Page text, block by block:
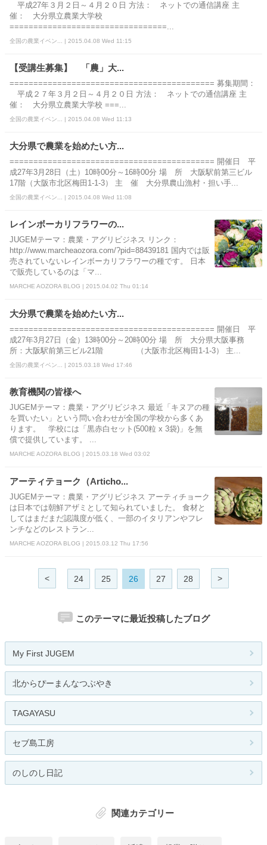
平成27年３月２日～４月２０日 方法： ネットでの通信講座 主
催： 大分県立農業大学校
=================================...
全国の農業イベン... | 2015.04.08 Wed 11:15
【受講生募集】 「農」大...
=========================================== 募集期間：
平成２７年３月２日～４月２０日 方法： ネットでの通信講座 主
催： 大分県立農業大学校 ===...
全国の農業イベン... | 2015.04.08 Wed 11:13
大分県で農業を始めたい方...
=========================================== 開催日 平
成27年3月28日（土）10時00分～16時00分 場 所 大阪駅前第三ビル
17階（大阪市北区梅田1-1-3） 主 催 大分県農山漁村・担い手...
全国の農業イベン... | 2015.04.08 Wed 11:08
レインボーカリフラワーの...
JUGEMテーマ：農業・アグリビジネス リンク：
http://www.marcheaozora.com/?pid=88439181 国内では販
売されていないレインボーカリフラワーの種です。 日本
で販売しているのは「マ...
MARCHE AOZORA BLOG | 2015.04.02 Thu 01:14
大分県で農業を始めたい方...
=========================================== 開催日 平
成27年3月27日（金）13時00分～20時00分 場 所 大分県大阪事務
所：大阪駅前第三ビル21階 （大阪市北区梅田1-1-3） 主...
全国の農業イベン... | 2015.03.18 Wed 17:46
教育機関の皆様へ
JUGEMテーマ：農業・アグリビジネス 最近「キヌアの種
を買いたい」という問い合わせが全国の学校から多くあ
ります。 学校には「黒赤白セット(500粒 x 3袋)」を無
償で提供しています。 ...
MARCHE AOZORA BLOG | 2015.03.18 Wed 03:02
アーティテョーク（Articho...
JUGEMテーマ：農業・アグリビジネス アーティチョーク
は日本では朝鮮アザミとして知られていました。 食材と
してはまだまだ認識度が低く、一部のイタリアンやフレ
ンチなどのレストラン...
MARCHE AOZORA BLOG | 2015.03.12 Thu 17:56
< 24 25 26 27 28 >
このテーマに最近投稿したブログ
My First JUGEM
北からぴーまんなつぶやき
TAGAYASU
セブ島工房
のしのし日記
関連カテゴリー